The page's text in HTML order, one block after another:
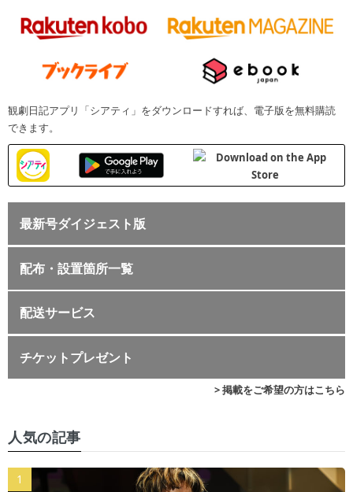
観劇日記アプリ「シアティ」をダウンロードすれば、電子版を無料購読
できます。
最新号ダイジェスト版
配布・設置箇所一覧
配送サービス
チケットプレゼント
> 掲載をご希望の方はこちら
人気の記事